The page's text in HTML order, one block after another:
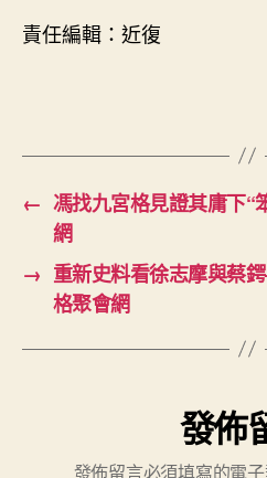
責任編輯：近復
← 馮找九宮格見證其庸下“
網
→ 重新史料看徐志摩與蔡
格聚會網
發佈
發佈留言必須填寫的電